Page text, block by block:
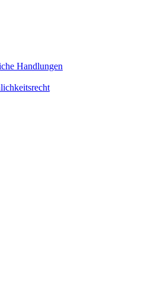
Handlungen